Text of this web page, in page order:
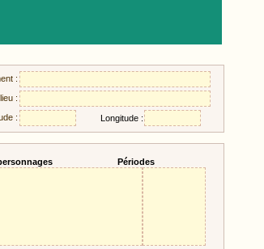
:
:
:
Longitude :
Périodes